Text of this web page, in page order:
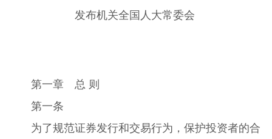
发布机关全国人大常委会
第一章 总 则
第一条
为了规范证券发行和交易行为，保护投资者的合